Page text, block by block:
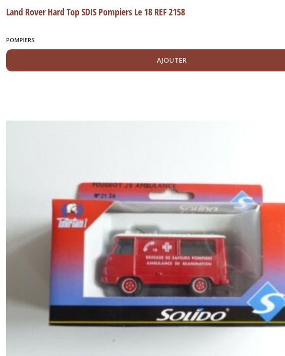
Land Rover Hard Top SDIS Pompiers Le 18 REF 2158
POMPIERS
AJOUTER